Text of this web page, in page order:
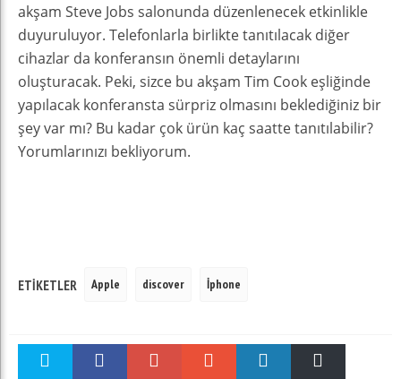
akşam Steve Jobs salonunda düzenlenecek etkinlikle
duyuruluyor. Telefonlarla birlikte tanıtılacak diğer
cihazlar da konferansın önemli detaylarını
oluşturacak. Peki, sizce bu akşam Tim Cook eşliğinde
yapılacak konferansta sürpriz olmasını beklediğiniz bir
şey var mı? Bu kadar çok ürün kaç saatte tanıtılabilir?
Yorumlarınızı bekliyorum.
ETIKETLER Apple discover İphone